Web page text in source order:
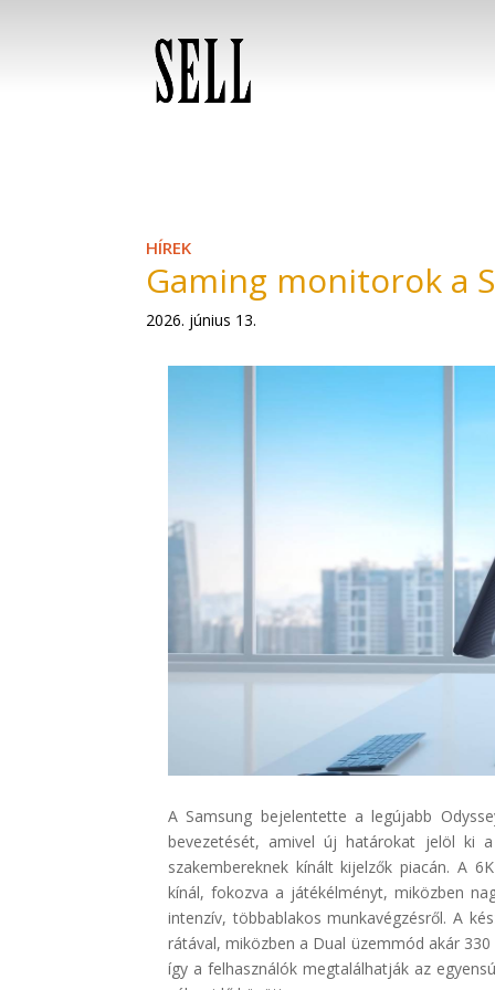
HÍREK
Gaming monitorok a
2026. június 13.
A Samsung bejelentette a legújabb
bevezetését, amivel új határokat jelöl ki
szakembereknek kínált kijelzők piacán. A
kínál, fokozva a játékélményt, miközben
intenzív, többablakos munkavégzésről. A
rátával, miközben a Dual üzemmód akár
így a felhasználók megtalálhatják az